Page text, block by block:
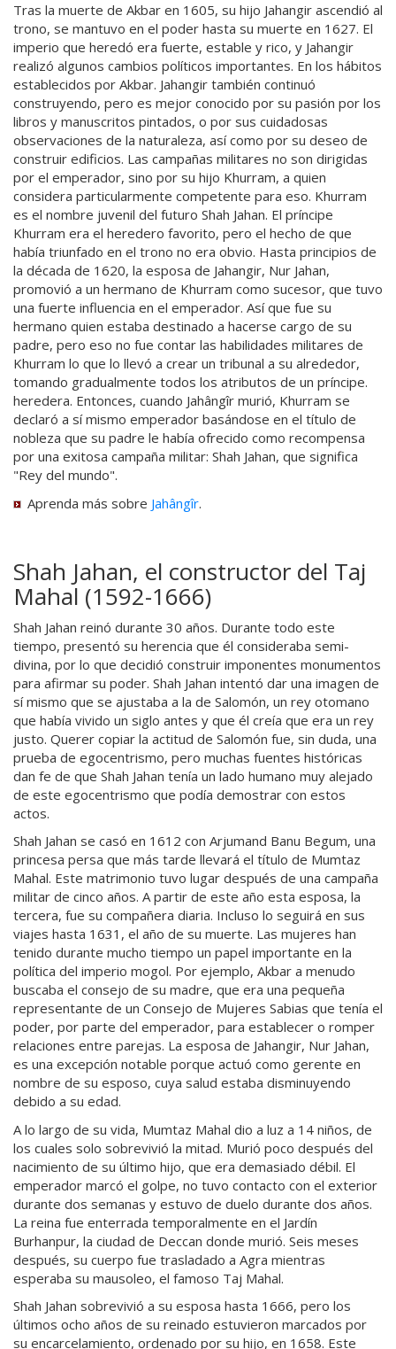
Tras la muerte de Akbar en 1605, su hijo Jahangir ascendió al
trono, se mantuvo en el poder hasta su muerte en 1627. El
imperio que heredó era fuerte, estable y rico, y Jahangir
realizó algunos cambios políticos importantes. En los hábitos
establecidos por Akbar. Jahangir también continuó
construyendo, pero es mejor conocido por su pasión por los
libros y manuscritos pintados, o por sus cuidadosas
observaciones de la naturaleza, así como por su deseo de
construir edificios. Las campañas militares no son dirigidas
por el emperador, sino por su hijo Khurram, a quien
considera particularmente competente para eso. Khurram
es el nombre juvenil del futuro Shah Jahan. El príncipe
Khurram era el heredero favorito, pero el hecho de que
había triunfado en el trono no era obvio. Hasta principios de
la década de 1620, la esposa de Jahangir, Nur Jahan,
promovió a un hermano de Khurram como sucesor, que tuvo
una fuerte influencia en el emperador. Así que fue su
hermano quien estaba destinado a hacerse cargo de su
padre, pero eso no fue contar las habilidades militares de
Khurram lo que lo llevó a crear un tribunal a su alrededor,
tomando gradualmente todos los atributos de un príncipe.
heredera. Entonces, cuando Jahângîr murió, Khurram se
declaró a sí mismo emperador basándose en el título de
nobleza que su padre le había ofrecido como recompensa
por una exitosa campaña militar: Shah Jahan, que significa
"Rey del mundo".
Aprenda más sobre Jahângîr.
Shah Jahan, el constructor del Taj
Mahal (1592-1666)
Shah Jahan reinó durante 30 años. Durante todo este
tiempo, presentó su herencia que él consideraba semi-
divina, por lo que decidió construir imponentes monumentos
para afirmar su poder. Shah Jahan intentó dar una imagen de
sí mismo que se ajustaba a la de Salomón, un rey otomano
que había vivido un siglo antes y que él creía que era un rey
justo. Querer copiar la actitud de Salomón fue, sin duda, una
prueba de egocentrismo, pero muchas fuentes históricas
dan fe de que Shah Jahan tenía un lado humano muy alejado
de este egocentrismo que podía demostrar con estos
actos.
Shah Jahan se casó en 1612 con Arjumand Banu Begum, una
princesa persa que más tarde llevará el título de Mumtaz
Mahal. Este matrimonio tuvo lugar después de una campaña
militar de cinco años. A partir de este año esta esposa, la
tercera, fue su compañera diaria. Incluso lo seguirá en sus
viajes hasta 1631, el año de su muerte. Las mujeres han
tenido durante mucho tiempo un papel importante en la
política del imperio mogol. Por ejemplo, Akbar a menudo
buscaba el consejo de su madre, que era una pequeña
representante de un Consejo de Mujeres Sabias que tenía el
poder, por parte del emperador, para establecer o romper
relaciones entre parejas. La esposa de Jahangir, Nur Jahan,
es una excepción notable porque actuó como gerente en
nombre de su esposo, cuya salud estaba disminuyendo
debido a su edad.
A lo largo de su vida, Mumtaz Mahal dio a luz a 14 niños, de
los cuales solo sobrevivió la mitad. Murió poco después del
nacimiento de su último hijo, que era demasiado débil. El
emperador marcó el golpe, no tuvo contacto con el exterior
durante dos semanas y estuvo de duelo durante dos años.
La reina fue enterrada temporalmente en el Jardín
Burhanpur, la ciudad de Deccan donde murió. Seis meses
después, su cuerpo fue trasladado a Agra mientras
esperaba su mausoleo, el famoso Taj Mahal.
Shah Jahan sobrevivió a su esposa hasta 1666, pero los
últimos ocho años de su reinado estuvieron marcados por
su encarcelamiento, ordenado por su hijo, en 1658. Este